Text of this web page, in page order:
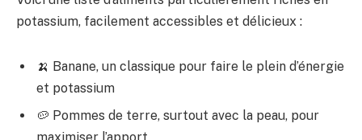
potassium, facilement accessibles et délicieux :
🍌 Banane, un classique pour faire le plein d’énergie
et potassium
🥔 Pommes de terre, surtout avec la peau, pour
maximiser l’apport